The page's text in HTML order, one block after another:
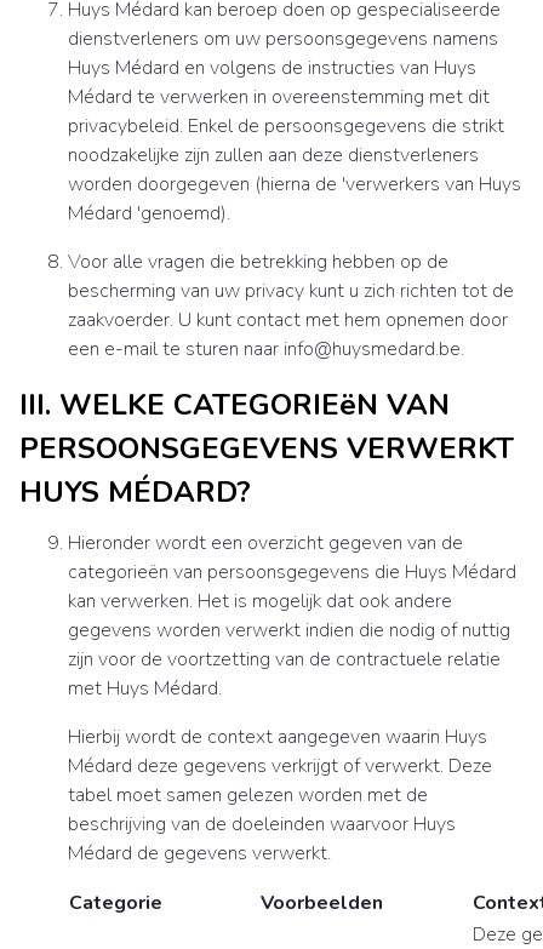
Huys Médard kan beroep doen op gespecialiseerde
dienstverleners om uw persoonsgegevens namens
Huys Médard en volgens de instructies van Huys
Médard te verwerken in overeenstemming met dit
privacybeleid. Enkel de persoonsgegevens die strikt
noodzakelijke zijn zullen aan deze dienstverleners
worden doorgegeven (hierna de 'verwerkers van Huys
Médard 'genoemd).
Voor alle vragen die betrekking hebben op de
bescherming van uw privacy kunt u zich richten tot de
zaakvoerder. U kunt contact met hem opnemen door
een e-mail te sturen naar info@huysmedard.be.
III. WELKE CATEGORIEëN VAN
PERSOONSGEGEVENS VERWERKT
HUYS MÉDARD?
Hieronder wordt een overzicht gegeven van de
categorieën van persoonsgegevens die Huys Médard
kan verwerken. Het is mogelijk dat ook andere
gegevens worden verwerkt indien die nodig of nuttig
zijn voor de voortzetting van de contractuele relatie
met Huys Médard.
Hierbij wordt de context aangegeven waarin Huys
Médard deze gegevens verkrijgt of verwerkt. Deze
tabel moet samen gelezen worden met de
beschrijving van de doeleinden waarvoor Huys
Médard de gegevens verwerkt.
Categorie
Voorbeelden
Deze